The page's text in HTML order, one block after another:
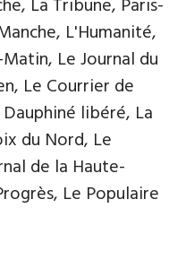
La Tribune, Paris-
L'Humanité,
Le Journal du
Le Courrier de
libéré, La
du Nord, Le
de la Haute-
Le Populaire